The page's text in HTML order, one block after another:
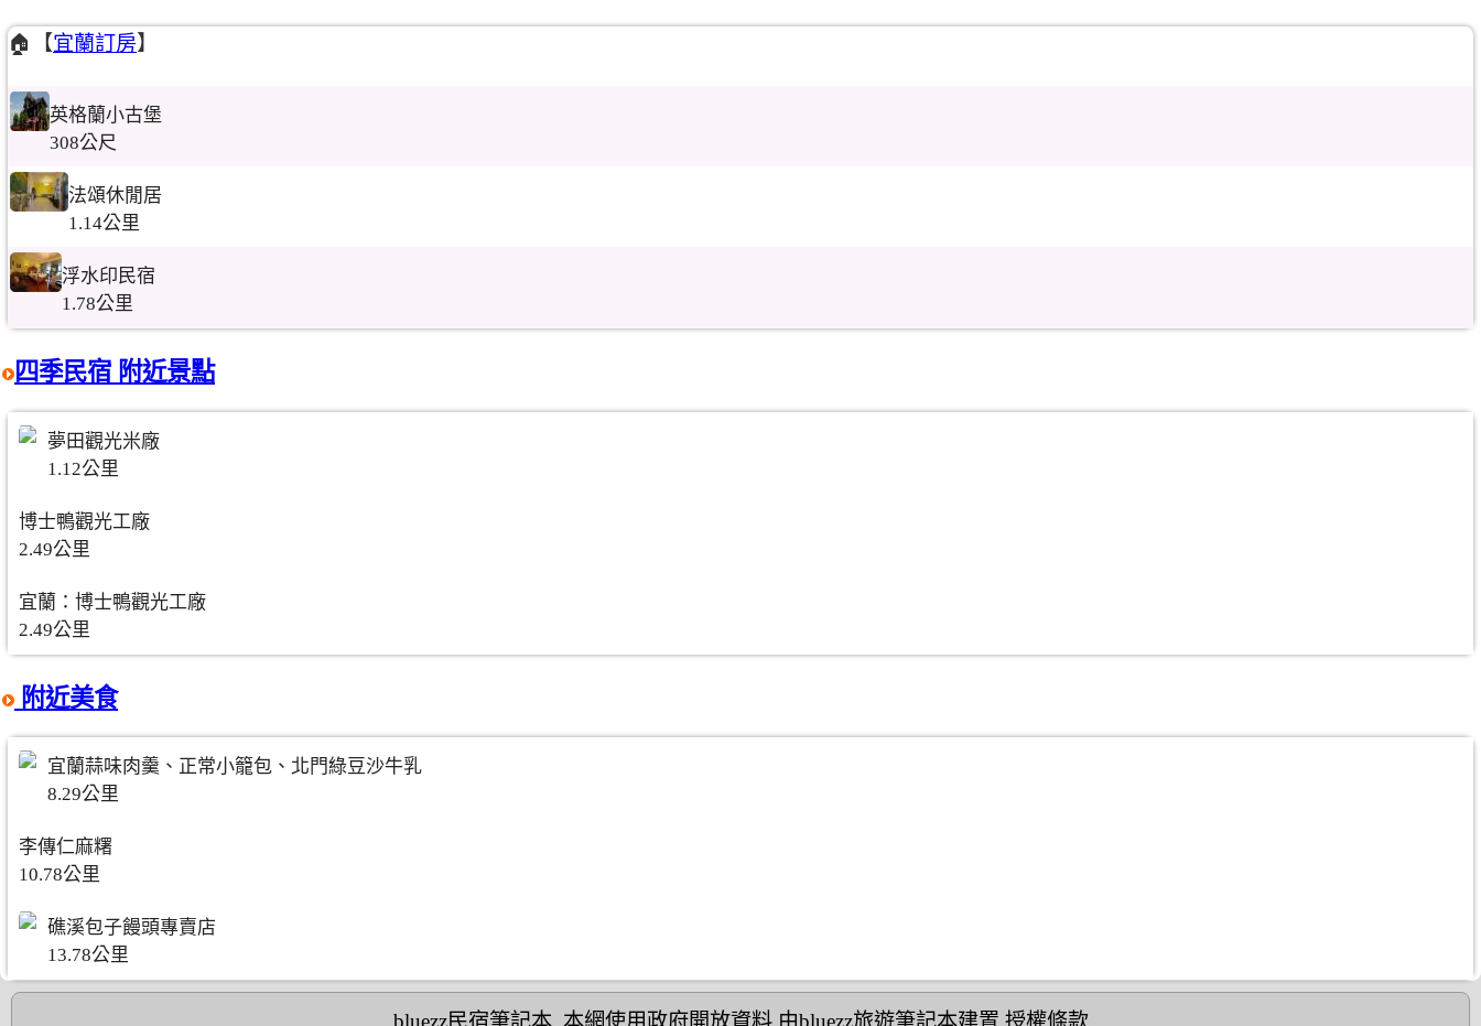
🏠【宜蘭訂房】
英格蘭小古堡
308公尺
法頌休閒居
1.14公里
浮水印民宿
1.78公里
四季民宿 附近景點
夢田觀光米廠
1.12公里
博士鴨觀光工廠
2.49公里
宜蘭：博士鴨觀光工廠
2.49公里
附近美食
宜蘭蒜味肉羹、正常小籠包、北門綠豆沙牛乳
8.29公里
李傳仁麻糬
10.78公里
礁溪包子饅頭專賣店
13.78公里